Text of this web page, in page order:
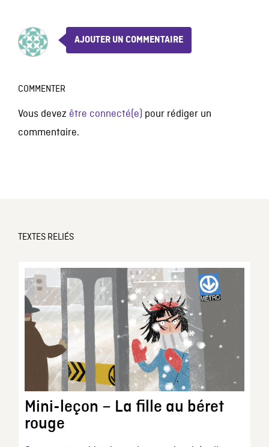
AJOUTER UN COMMENTAIRE
COMMENTER
Vous devez être connecté(e) pour rédiger un
commentaire.
TEXTES RELIÉS
Mini-leçon – La fille au béret
rouge